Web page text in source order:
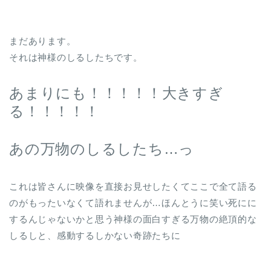
まだあります。
それは神様のしるしたちです。
あまりにも！！！！！大きすぎ
る！！！！！
あの万物のしるしたち…っ
これは皆さんに映像を直接お見せしたくてここで全て語る
のがもったいなくて語れませんが…ほんとうに笑い死にに
するんじゃないかと思う神様の面白すぎる万物の絶頂的な
しるしと、感動するしかない奇跡たちに